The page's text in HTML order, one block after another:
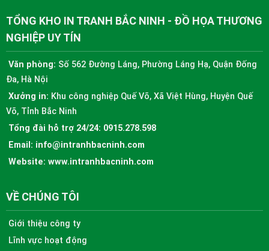
TỔNG KHO IN TRANH BẮC NINH - ĐỒ HỌA THƯƠNG
NGHIỆP UY TÍN
Văn phòng: Số 562 Đường Láng, Phường Láng Hạ, Quận Đống
Đa, Hà Nội
Xưởng in: Khu công nghiệp Quế Võ, Xã Việt Hùng, Huyện Quế
Võ, Tỉnh Bắc Ninh
Tổng đài hỗ trợ 24/24: 0915.278.598
Email: info@intranhbacninh.com
Website: www.intranhbacninh.com
VỀ CHÚNG TÔI
Giới thiệu công ty
Lĩnh vực hoạt động